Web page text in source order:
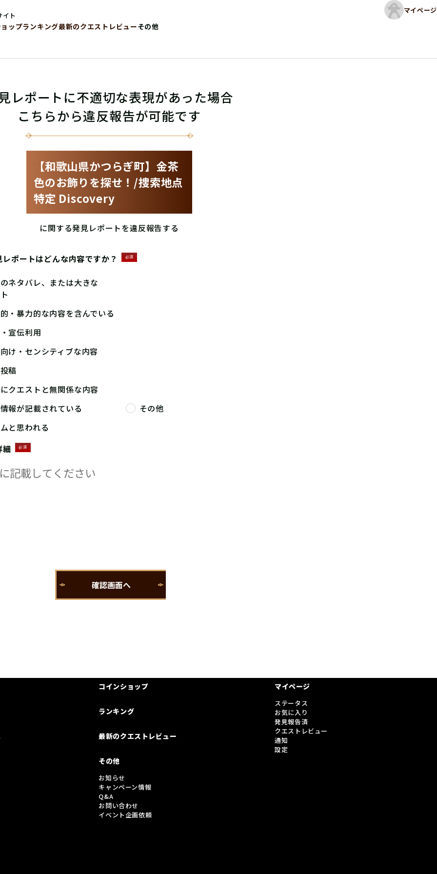
イト
マイページ
ップランキング最新のクエストレビューその他
レポートに不適切な表現があった場合
こちらから違反報告が可能です
【和歌山県かつらぎ町】金茶
色のお飾りを探せ！/捜索地点
特定 Discovery
に関する発見レポートを違反報告する
ポートはどんな内容ですか？ 必須
ネタバレ、または大きな
・暴力的な内容を含んでいる
宣伝利用
け・センシティブな内容
稿
クエストと無関係な内容
報が記載されている
その他
と思われる
細
必須
コインショップ
ランキング
最新のクエストレビュー
その他
お知らせ
キャンペーン情報
Q&A
お問い合わせ
イベント企画依頼
マイページ
ステータス
お気に入り
発見報告済
クエストレビュー
通知
設定